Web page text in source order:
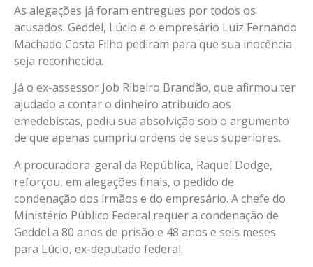
As alegações já foram entregues por todos os
acusados. Geddel, Lúcio e o empresário Luiz Fernando
Machado Costa Filho pediram para que sua inocência
seja reconhecida.
Já o ex-assessor Job Ribeiro Brandão, que afirmou ter
ajudado a contar o dinheiro atribuído aos
emedebistas, pediu sua absolvição sob o argumento
de que apenas cumpriu ordens de seus superiores.
A procuradora-geral da República, Raquel Dodge,
reforçou, em alegações finais, o pedido de
condenação dos irmãos e do empresário. A chefe do
Ministério Público Federal requer a condenação de
Geddel a 80 anos de prisão e 48 anos e seis meses
para Lúcio, ex-deputado federal.